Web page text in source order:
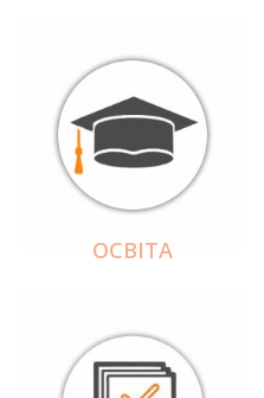
ОСВІТА